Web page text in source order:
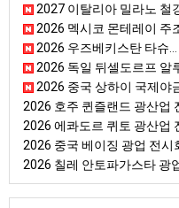
2027 이탈리아 밀라노 철강산업 전시회
2026 멕시코 몬테레이 주조 박람회
2026 우즈베키스탄 타슈켄트 우즈베키스탄 광업전시회 [MiningMetals Uzbekistan 2026]
2026 독일 뒤셀도르프 알루미늄 전시회
2026 중국 상하이 국제야금 공업 전시회
2026 호주 퀸즐랜드 광산업 전시
2026 에콰도르 퀴토 광산업 전시회
2026 중국 베이징 광업 전시
2026 칠레 안토파가스타 광업 전시회